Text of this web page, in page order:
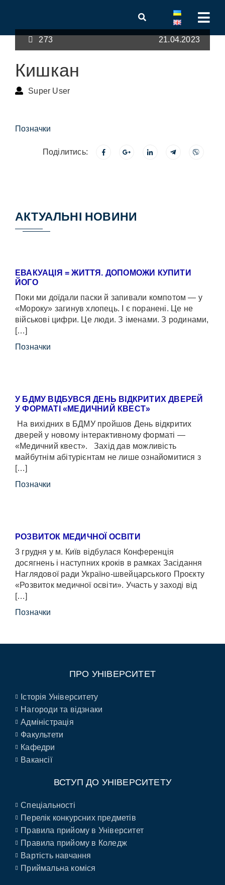
273 21.04.2023
Кишкан
Super User
Позначки
Поділитись:
АКТУАЛЬНІ НОВИНИ
ЕВАКУАЦІЯ = ЖИТТЯ. ДОПОМОЖИ КУПИТИ
ЙОГО
Поки ми доїдали паски й запивали компотом — у
«Мороку» загинув хлопець. І є поранені. Це не
військові цифри. Це люди. З іменами. З родинами,
[…]
Позначки
У БДМУ ВІДБУВСЯ ДЕНЬ ВІДКРИТИХ ДВЕРЕЙ
У ФОРМАТІ «МЕДИЧНИЙ КВЕСТ»
На вихідних в БДМУ пройшов День відкритих
дверей у новому інтерактивному форматі —
«Медичний квест». Захід дав можливість
майбутнім абітурієнтам не лише ознайомитися з
[…]
Позначки
РОЗВИТОК МЕДИЧНОЇ ОСВІТИ
3 грудня у м. Київ відбулася Конференція
досягнень і наступних кроків в рамках Засідання
Наглядової ради Україно-швейцарського Проєкту
«Розвиток медичної освіти». Участь у заході від
[…]
Позначки
ПРО УНІВЕРСИТЕТ
Історія Університету
Нагороди та відзнаки
Адміністрація
Факультети
Кафедри
Вакансії
ВСТУП ДО УНІВЕРСИТЕТУ
Спеціальності
Перелік конкурсних предметів
Правила прийому в Університет
Правила прийому в Коледж
Вартість навчання
Приймальна коміся